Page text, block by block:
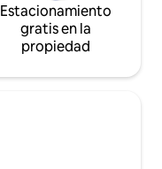
Estacionamiento
gratis en la
propiedad